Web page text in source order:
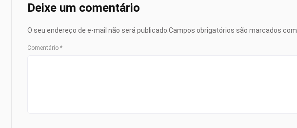
Deixe um comentário
O seu endereço de e-mail não será publicado. Campos obrigatórios são marcados com
Comentário *